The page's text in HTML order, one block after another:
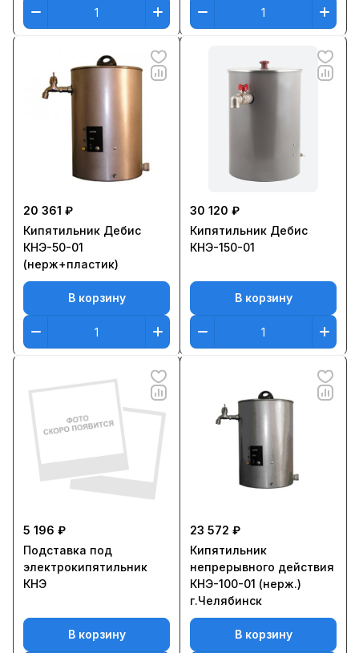
20 361 ₽
Кипятильник Дебис
КНЭ-50-01
(нерж+пластик)
В корзину
30 120 ₽
Кипятильник Дебис
КНЭ-150-01
В корзину
5 196 ₽
Подставка под
электрокипятильник
КНЭ
В корзину
23 572 ₽
Кипятильник
непрерывного действия
КНЭ-100-01 (нерж.)
г.Челябинск
В корзину